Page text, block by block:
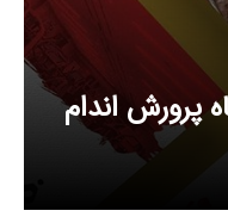
پرورش اندام